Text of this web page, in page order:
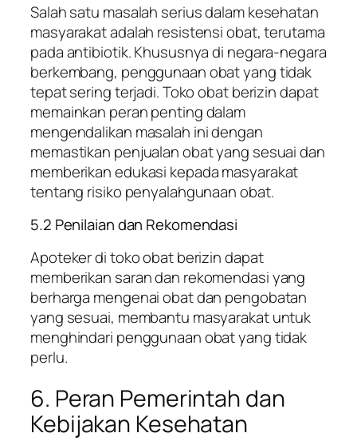
Salah satu masalah serius dalam kesehatan
masyarakat adalah resistensi obat, terutama
pada antibiotik. Khususnya di negara-negara
berkembang, penggunaan obat yang tidak
tepat sering terjadi. Toko obat berizin dapat
memainkan peran penting dalam
mengendalikan masalah ini dengan
memastikan penjualan obat yang sesuai dan
memberikan edukasi kepada masyarakat
tentang risiko penyalahgunaan obat.
5.2 Penilaian dan Rekomendasi
Apoteker di toko obat berizin dapat
memberikan saran dan rekomendasi yang
berharga mengenai obat dan pengobatan
yang sesuai, membantu masyarakat untuk
menghindari penggunaan obat yang tidak
perlu.
6. Peran Pemerintah dan
Kebijakan Kesehatan